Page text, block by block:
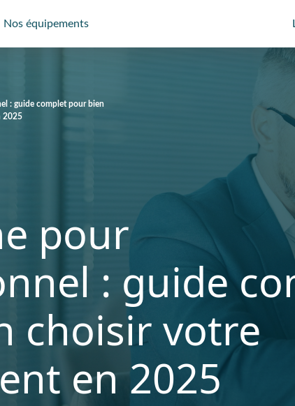
Nos équipements
: guide complet pour bien
2025
pour
: guide
choisir votre
en 2025